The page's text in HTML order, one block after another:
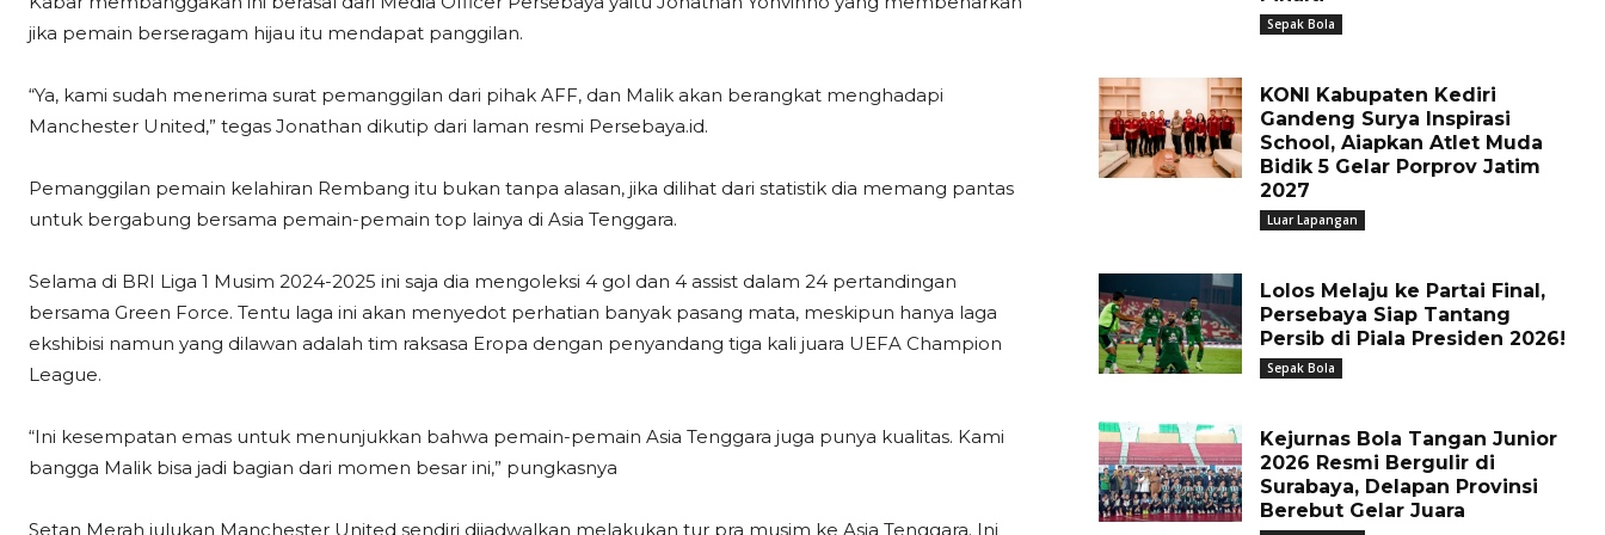
jika pemain berseragam hijau itu mendapat panggilan.
“Ya, kami sudah menerima surat pemanggilan dari pihak AFF, dan Malik akan berangkat menghadapi
Manchester United,” tegas Jonathan dikutip dari laman resmi Persebaya.id.
Pemanggilan pemain kelahiran Rembang itu bukan tanpa alasan, jika dilihat dari statistik dia memang pantas
untuk bergabung bersama pemain-pemain top lainya di Asia Tenggara.
Selama di BRI Liga 1 Musim 2024-2025 ini saja dia mengoleksi 4 gol dan 4 assist dalam 24 pertandingan
bersama Green Force. Tentu laga ini akan menyedot perhatian banyak pasang mata, meskipun hanya laga
ekshibisi namun yang dilawan adalah tim raksasa Eropa dengan penyandang tiga kali juara UEFA Champion
League.
“Ini kesempatan emas untuk menunjukkan bahwa pemain-pemain Asia Tenggara juga punya kualitas. Kami
bangga Malik bisa jadi bagian dari momen besar ini,” pungkasnya
Setan Merah julukan Manchester United sendiri dijadwalkan melakukan tur pra musim ke Asia Tenggara. Ini
Sepak Bola
KONI Kabupaten Kediri
Gandeng Surya Inspirasi
School, Aiapkan Atlet Muda
Bidik 5 Gelar Porprov Jatim
2027
Luar Lapangan
Lolos Melaju ke Partai Final,
Persebaya Siap Tantang
Persib di Piala Presiden 2026!
Sepak Bola
Kejurnas Bola Tangan Junior
2026 Resmi Bergulir di
Surabaya, Delapan Provinsi
Berebut Gelar Juara